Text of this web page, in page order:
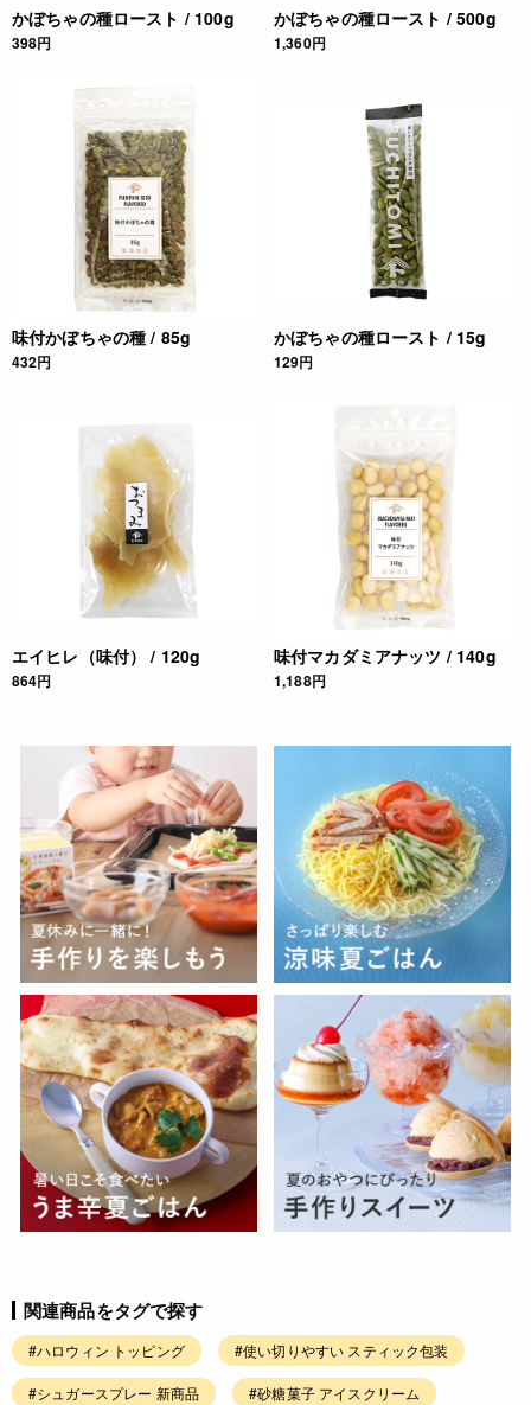
かぼちゃの種ロースト / 100g
398円
かぼちゃの種ロースト / 500g
1,360円
味付かぼちゃの種 / 85g
432円
かぼちゃの種ロースト / 15g
129円
エイヒレ（味付） / 120g
864円
味付マカダミアナッツ / 140g
1,188円
関連商品をタグで探す
#ハロウィン トッピング #使い切りやすい スティック包装
#シュガースプレー 新商品 #砂糖菓子 アイスクリーム